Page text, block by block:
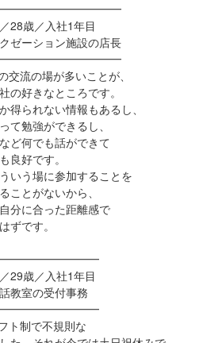
28歳／入社1年目
ゼーション施設の店長
交流の場が多いことが、
の好きなところです。
得られない情報もあるし、
て勉強ができるし、
ど何でも話ができて
良好です。
いう場に参加することを
ことがないから、
分に合った距離感で
ずです。
29歳／入社1年目
教室の受付事務
ト制で不規則な